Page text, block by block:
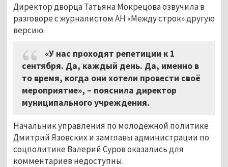
Директор дворца Татьяна Мокрецова озвучила в
разговоре с журналистом АН «Между строк» другую
версию.
«У нас проходят репетиции к 1
сентября. Да, каждый день. Да, именно в
то время, когда они хотели провести своё
мероприятие», – пояснила директор
муниципального учреждения.
Начальник управления по молодёжной политике
Дмитрий Язовских и замглавы администрации по
соцполитике Валерий Суров оказались для
комментариев недоступны.